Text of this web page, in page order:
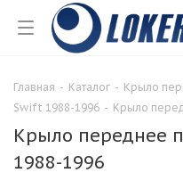
Главная - Каталог - Крыло
Swift 1988-1996 - Крыло
Крыло переднее
1988-1996